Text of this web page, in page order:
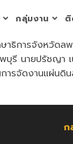
กลุ่มงาน ติ
การจังหวัดลพ
รี นายปรัชญา
รจัดงานแผ่นดิน
ก